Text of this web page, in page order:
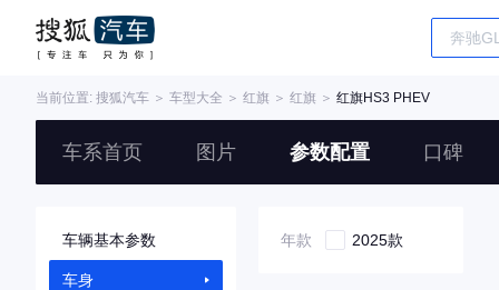
当前位置: 搜狐汽车 ＞ 车型大全 ＞ 红旗 ＞ 红旗 ＞ 红旗HS3 PHEV
车系首页 图片 参数配置 口碑
车辆基本参数
车身
年款 2025款